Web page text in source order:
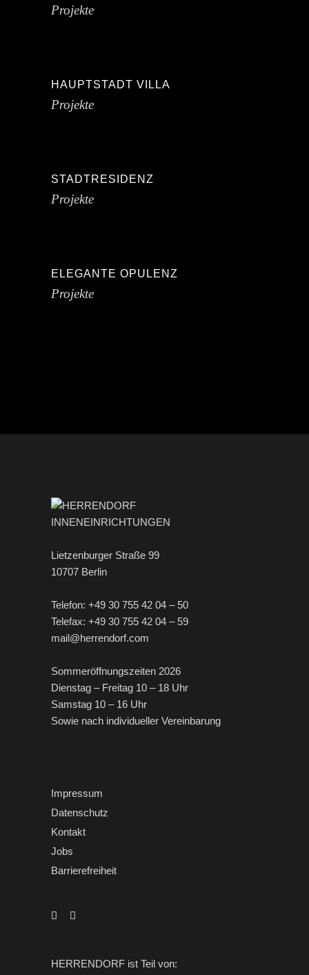
Projekte
HAUPTSTADT VILLA
Projekte
STADTRESIDENZ
Projekte
ELEGANTE OPULENZ
Projekte
Lietzenburger Straße 99
10707 Berlin
Telefon: +49 30 755 42 04 – 50
Telefax: +49 30 755 42 04 – 59
mail@herrendorf.com
Sommeröffnungszeiten 2026
Dienstag – Freitag 10 – 18 Uhr
Samstag 10 – 16 Uhr
Sowie nach individueller Vereinbarung
Impressum
Datenschutz
Kontakt
Jobs
Barrierefreiheit
HERRENDORF ist Teil von: